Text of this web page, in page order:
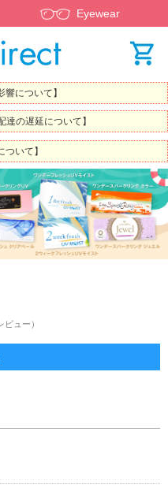
Eyewear
響について】
達の遅延について】
ついて】
ュー）